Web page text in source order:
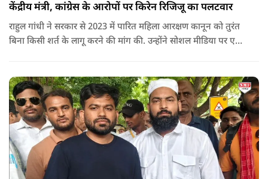
केंद्रीय मंत्री, कांग्रेस के आरोपों पर किरेन रिजिजू का पलटवार
राहुल गांधी ने सरकार से 2023 में पारित महिला आरक्षण कानून को तुरंत
बिना किसी शर्त के लागू करने की मांग की. उन्होंने सोशल मीडिया पर एक